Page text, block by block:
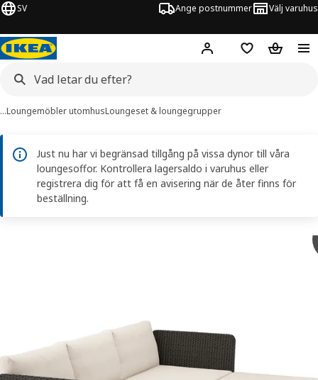
SV Ange postnummer Välj varuhus
Hej! Logga inInköpslistaVarukorg
…Loungemöbler utomhusLoungeset & loungegrupper
Just nu har vi begränsad tillgång på vissa dynor till våra
loungesoffor. Kontrollera lagersaldo i varuhus eller
registrera dig för att få en avisering när de åter finns för
beställning.